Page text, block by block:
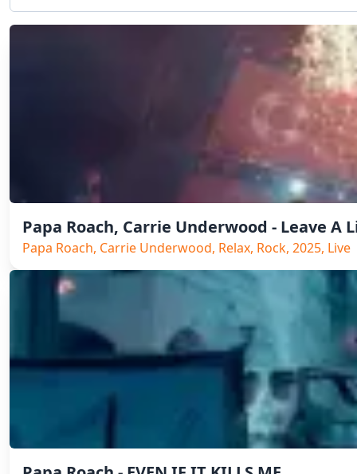
Papa Roach, Carrie Underwood - Leave A
Papa Roach, Carrie Underwood, Relax, Rock, 2025, Live